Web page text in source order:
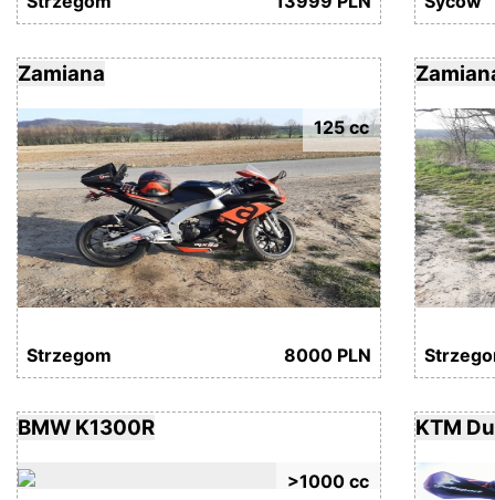
Strzegom 8000 PLN
Zamiana
125 cc
BMW K1300R
>1000 cc
KTM